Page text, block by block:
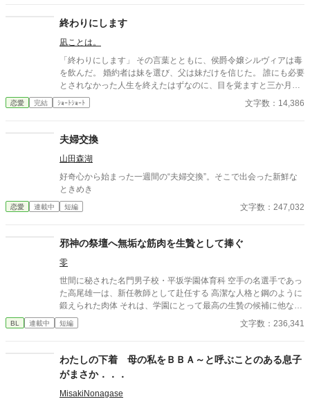
紗夜の部屋でご飯をご馳走になるほど親密に。 優しくて穏やかで
――その色気に触れるたび、翔太の心は揺れていく。 大人の女性
と大学生、甘くちょっぴり刺激的な同居生活（？）がはじまる。
終わりにします
凪ことは。
「終わりにします」 その言葉とともに、侯爵令嬢シルヴィアは毒
を飲んだ。 婚約者は妹を選び、父は妹だけを信じた。 誰にも必要
とされなかった人生を終えたはずなのに、目を覚ますと三か月前
へと時間は巻き戻っていた。 もう、誰かに愛されるためだけに生
きるのはやめよう。 そう決めた彼女は、静かに運命を書き換えて
めの物語。
恋愛 完結 ｼｮｰﾄｼｮｰﾄ 文字数：14,386
夫婦交換
山田森湖
好奇心から始まった一週間の“夫婦交換”。そこで出会った新鮮な
ときめき
恋愛 連載中 短編 文字数：247,032
邪神の祭壇へ無垢な筋肉を生贄として捧ぐ
零
世間に秘された名門男子校・平坂学園体育科 空手の名選手であっ
た高尾雄一は、新任教師として赴任する 高潔な人格と鋼のように
鍛えられた肉体 それは、学園にとって最高の生贄の候補に他なら
なかった 至高の筋肉を持つ、精神を削られ意志をなくした青年を
太古の神に捧げるため、“水”、“風”、“土”の信奉者達が暗躍する 意
校で繰り広げられるダークファンタジー
BL 連載中 短編 文字数：236,341
わたしの下着 母の私をＢＢＡ～と呼ぶことのある息子
がまさか．．．
MisakiNonagase